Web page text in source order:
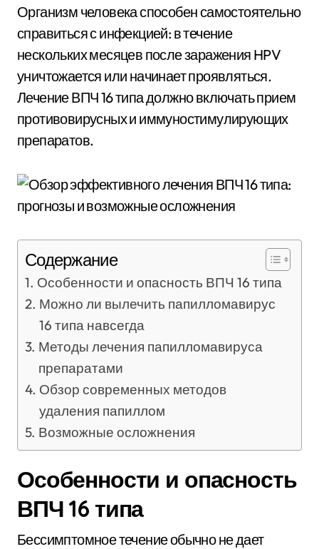
Организм человека способен самостоятельно
справиться с инфекцией: в течение
нескольких месяцев после заражения HPV
уничтожается или начинает проявляться.
Лечение ВПЧ 16 типа должно включать прием
противовирусных и иммуностимулирующих
препаратов.
Содержание
Особенности и опасность ВПЧ 16 типа
Можно ли вылечить папилломавирус
16 типа навсегда
Методы лечения папилломавируса
препаратами
Обзор современных методов
удаления папиллом
Возможные осложнения
Особенности и опасность
ВПЧ 16 типа
Бессимптомное течение обычно не дает